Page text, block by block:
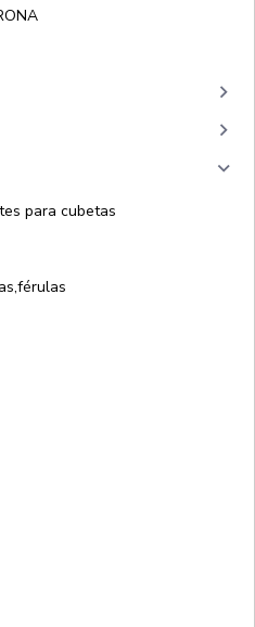
keyboard_arrow_right
keyboard_arrow_right
keyboard_arrow_right
para cubetas